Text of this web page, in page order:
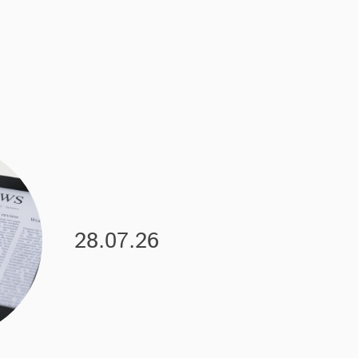
28.07.26